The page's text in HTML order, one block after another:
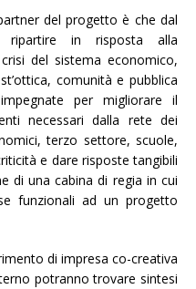
del progetto è che dal
ripartire in risposta alla
del sistema economico,
comunità e pubblica
per migliorare il
necessari dalla rete dei
terzo settore, scuole,
e dare risposte tangibili
di una cabina di regia in cui
funzionali ad un progetto
di impresa co-creativa
potranno trovare sintesi